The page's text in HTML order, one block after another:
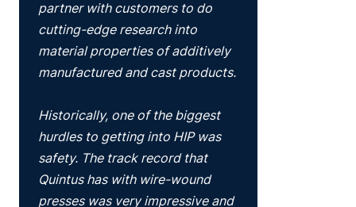
partner with customers to do
cutting-edge research into
material properties of additively
manufactured and cast products.
Historically, one of the biggest
hurdles to getting into HIP was
safety. The track record that
Quintus has with wire-wound
presses was very impressive and